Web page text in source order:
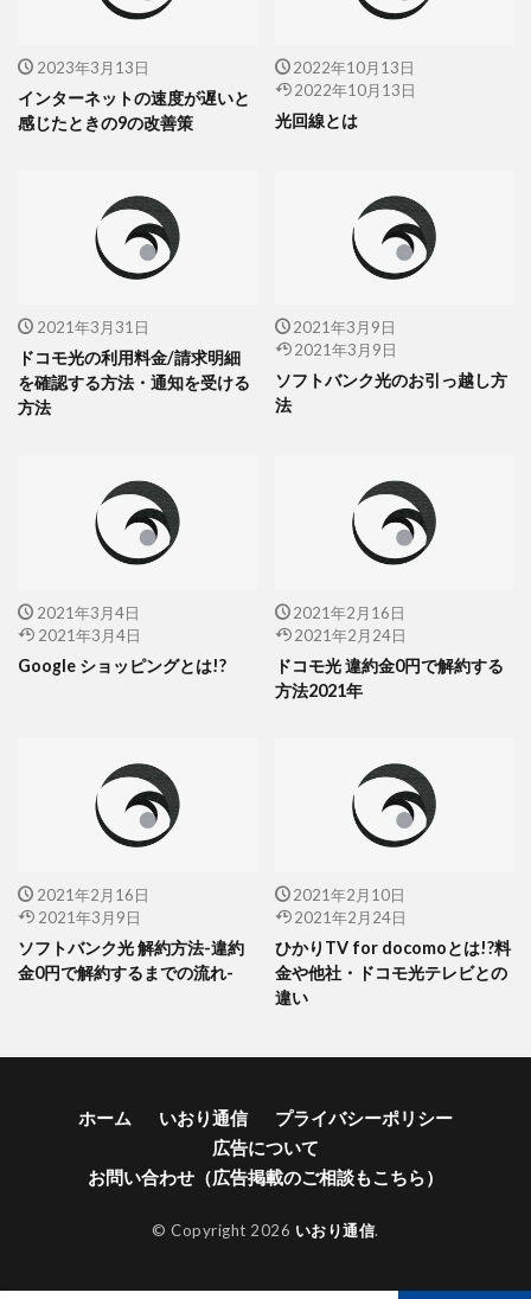
2023年3月13日
インターネットの速度が遅いと
感じたときの9の改善策
2022年10月13日
2022年10月13日
光回線とは
2021年3月31日
ドコモ光の利用料金/請求明細
を確認する方法・通知を受ける
方法
2021年3月9日
2021年3月9日
ソフトバンク光のお引っ越し方
法
2021年3月4日
2021年3月4日
Google ショッピングとは!?
2021年2月16日
2021年2月24日
ドコモ光 違約金0円で解約する
方法2021年
2021年2月16日
2021年3月9日
ソフトバンク光 解約方法-違約
金0円で解約するまでの流れ-
2021年2月10日
2021年2月24日
ひかりTV for docomoとは!?料
金や他社・ドコモ光テレビとの
違い
ホーム いおり通信
プライバシーポリシー
広告について
お問い合わせ（広告掲載のご相談もこちら）
© Copyright 2026 いおり通信.